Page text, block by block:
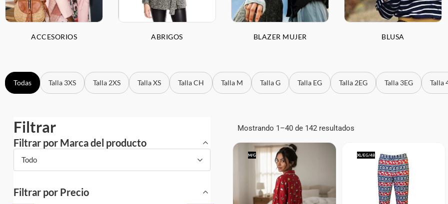
ACCESORIOS ABRIGOS BLAZER MUJER BLUSA
Todas Talla 3XS Talla 2XS Talla XS Talla CH Talla M Talla G Talla EG Talla 2EG Talla 3EG Talla
Filtrar
Filtrar por Marca del producto
Todo
Filtrar por Precio
Mostrando 1–40 de 142 resultados
M/G XL/EG/48